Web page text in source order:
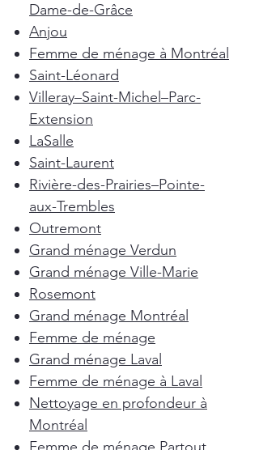
Dame-de-Grâce
Anjou
Femme de ménage à Montréal
Saint-Léonard
Villeray–Saint-Michel–Parc-
Extension
LaSalle
Saint-Laurent
Rivière-des-Prairies–Pointe-
aux-Trembles
Outremont
Grand ménage Verdun
Grand ménage Ville-Marie
Rosemont
Grand ménage Montréal
Femme de ménage
Grand ménage Laval
Femme de ménage à Laval
Nettoyage en profondeur à
Montréal